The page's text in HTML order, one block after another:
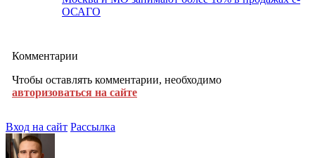
ОСАГО
Комментарии
Чтобы оставлять комментарии, необходимо
авторизоваться на сайте
Вход на сайт Рассылка